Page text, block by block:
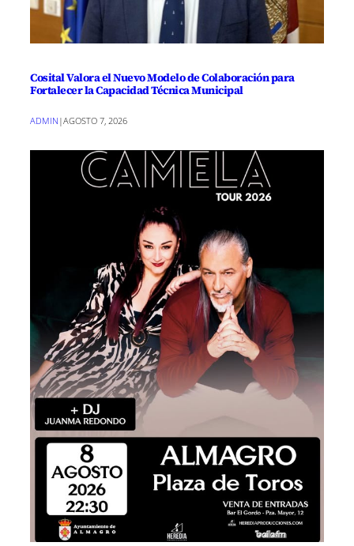
Cosital Valora el Nuevo Modelo de Colaboración para
Fortalecer la Capacidad Técnica Municipal
ADMIN |AGOSTO 7, 2026